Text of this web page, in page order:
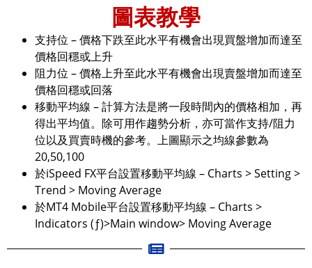
圖表教學
支持位 – 價格下跌至此水平有機會出現買盤增加而達至
價格回穩或上升
阻力位 – 價格上升至此水平有機會出現賣盤增加而達至
價格回穩或回落
移動平均線 – 計算方法是將一段時間內的價格相加，再
得出平均值。除可用作趨勢分析，亦可當作支持/阻力
位以及買賣時機的參考。上圖顯示之均線參數為
20,50,100
於iSpeed FX平台設置移動平均線 – Charts > Setting >
Trend > Moving Average
於MT4 Mobile平台設置移動平均線 – Charts >
Indicators (ƒ)>Main window> Moving Average